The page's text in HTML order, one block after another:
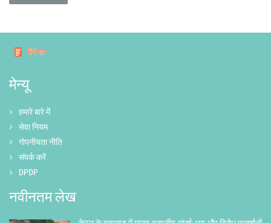
मेन्यू
हमारे बारे में
सेवा नियम
गोपनीयता नीति
संपर्क करें
DPDP
नवीनतम लेख